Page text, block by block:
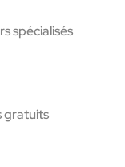
spécialisés
gratuits